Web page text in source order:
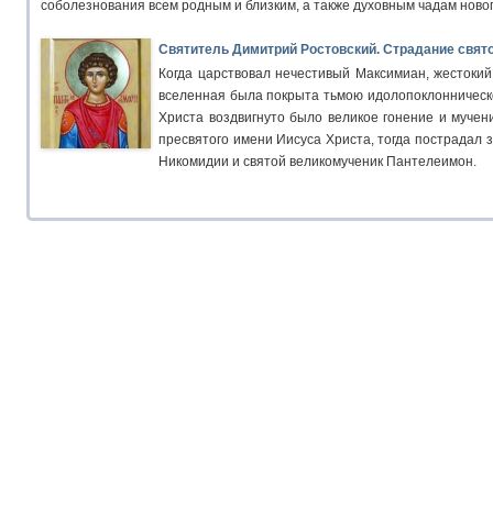
соболезнования всем родным и близким, а также духовным чадам
Святитель Димитрий Ростовский. Страдание
Когда царствовал нечестивый Максимиан,
вселенная была покрыта тьмою
Христа воздвигнуто было великое гонение и
пресвятого имени Иисуса Христа, тогда пострадал
Никомидии и святой великомученик Пантелеимон.